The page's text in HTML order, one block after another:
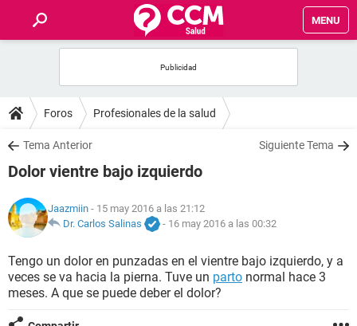
MENU
FOROS
SALUD
NUTRICIÓN
BIENESTAR
Foros Profesionales de la salud
Tema Anterior Siguiente Tema
Dolor vientre bajo izquierdo
Jaazmiin - 15 may 2016 a las 21:12
Dr. Carlos Salinas
- 16 may 2016 a las 00:32
Tengo un dolor en punzadas en el vientre bajo izquierdo, y a
veces se va hacia la pierna. Tuve un parto normal hace 3
meses. A que se puede deber el dolor?